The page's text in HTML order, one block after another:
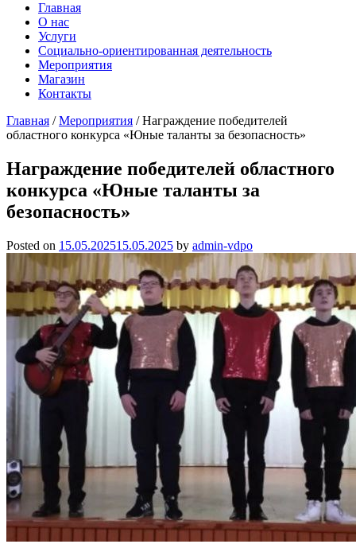
Главная
О нас
Услуги
Социально-ориентированная деятельность
Мероприятия
Магазин
Контакты
Главная /Мероприятия / Награждение победителей
областного конкурса «Юные таланты за безопасность»
Награждение победителей областного
конкурса «Юные таланты за
безопасность»
Posted on 15.05.202515.05.2025 by admin-vdpo